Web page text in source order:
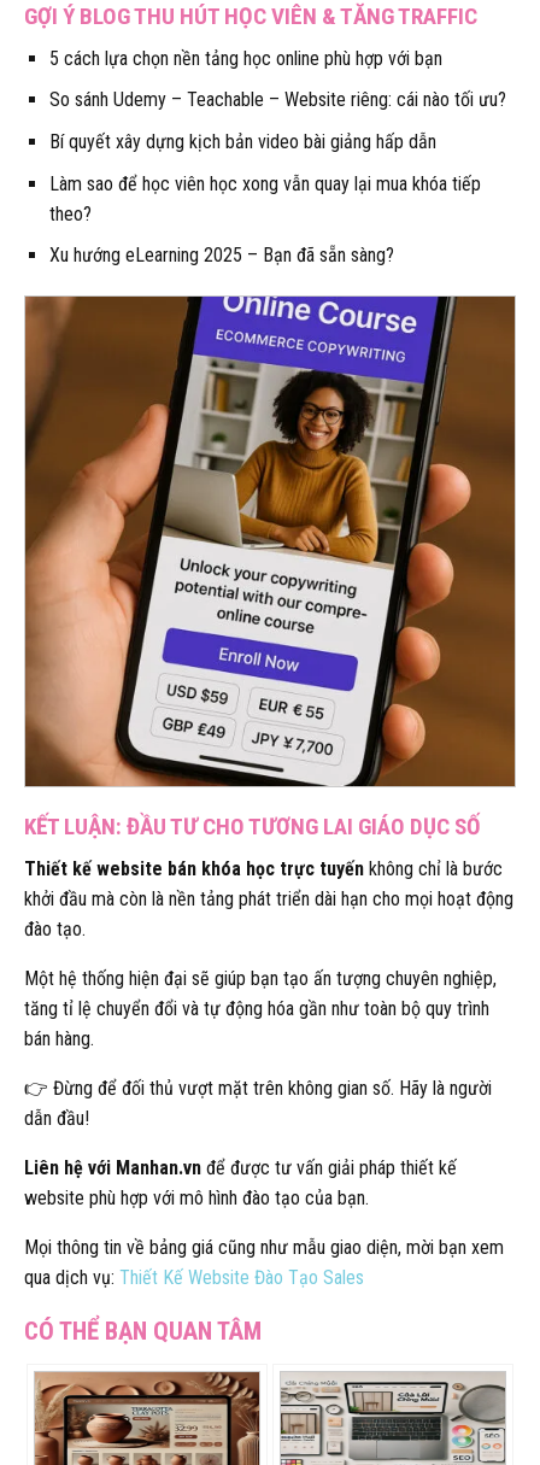
GỢI Ý BLOG THU HÚT HỌC VIÊN & TĂNG TRAFFIC
5 cách lựa chọn nền tảng học online phù hợp với bạn
So sánh Udemy – Teachable – Website riêng: cái nào tối ưu?
Bí quyết xây dựng kịch bản video bài giảng hấp dẫn
Làm sao để học viên học xong vẫn quay lại mua khóa tiếp
theo?
Xu hướng eLearning 2025 – Bạn đã sẵn sàng?
KẾT LUẬN: ĐẦU TƯ CHO TƯƠNG LAI GIÁO DỤC SỐ
Thiết kế website bán khóa học trực tuyến không chỉ là bước
khởi đầu mà còn là nền tảng phát triển dài hạn cho mọi hoạt động
đào tạo.
Một hệ thống hiện đại sẽ giúp bạn tạo ấn tượng chuyên nghiệp,
tăng tỉ lệ chuyển đổi và tự động hóa gần như toàn bộ quy trình
bán hàng.
👉 Đừng để đối thủ vượt mặt trên không gian số. Hãy là người
dẫn đầu!
Liên hệ với Manhan.vn để được tư vấn giải pháp thiết kế
website phù hợp với mô hình đào tạo của bạn.
Mọi thông tin về bảng giá cũng như mẫu giao diện, mời bạn xem
qua dịch vụ: Thiết Kế Website Đào Tạo Sales